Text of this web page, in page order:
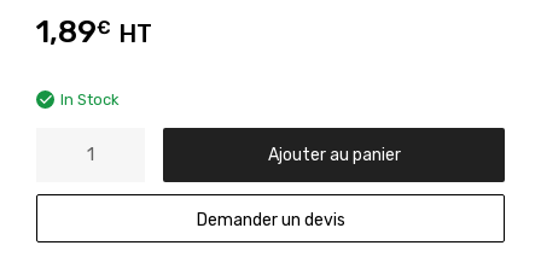
1,89€ HT
In Stock
Ajouter au panier
Demander un devis